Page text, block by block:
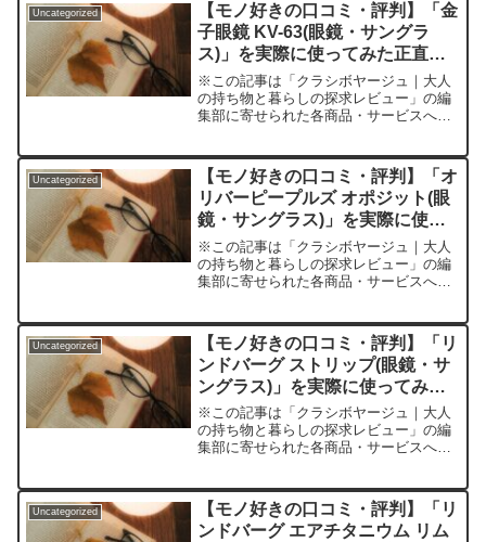
Uncategorized
【モノ好きの口コミ・評判】「金
子眼鏡 KV-63(眼鏡・サングラ
ス)」を実際に使ってみた正直感
想
※この記事は「クラシボヤージュ｜大人
の持ち物と暮らしの探求レビュー」の編
集部に寄せられた各商品・サービスへの
はなかなか難しいものです。見た目がお
しゃれなだけでなく、長時...
Uncategorized
【モノ好きの口コミ・評判】「オ
リバーピープルズ オポジット(眼
鏡・サングラス)」を実際に使っ
てみた正直感想
※この記事は「クラシボヤージュ｜大人
の持ち物と暮らしの探求レビュー」の編
集部に寄せられた各商品・サービスへの
るアイウェア」とは？煩雑な毎日、仕事
にもオフにも映える大人...
Uncategorized
【モノ好きの口コミ・評判】「リ
ンドバーグ ストリップ(眼鏡・サ
ングラス)」を実際に使ってみた
正直感想
※この記事は「クラシボヤージュ｜大人
の持ち物と暮らしの探求レビュー」の編
集部に寄せられた各商品・サービスへの
アイウェア”を探すあなたへ「デザインは
好きなのに重い」「長...
Uncategorized
【モノ好きの口コミ・評判】「リ
ンドバーグ エアチタニウム リム